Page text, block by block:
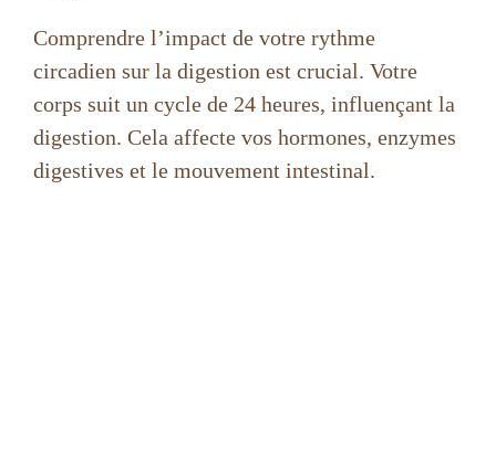
Comprendre l’impact de votre rythme
circadien sur la digestion est crucial. Votre
corps suit un cycle de 24 heures, influençant la
digestion. Cela affecte vos hormones, enzymes
digestives et le mouvement intestinal.